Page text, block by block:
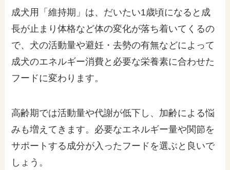
成犬用「維持期」は、だいたい1歳頃になると成
長が止まり体格など体の変化が落ち着いてくるの
で、犬の活動量や避妊・去勢の有無などによって
成犬のエネルギー消費と必要な栄養素に合わせた
フードに変わります。
高齢期では活動量や代謝が低下し、加齢による悩
みも増えてきます。必要なエネルギー量や関節を
サポートする成分が入ったフードを選ぶと良いで
しょう。